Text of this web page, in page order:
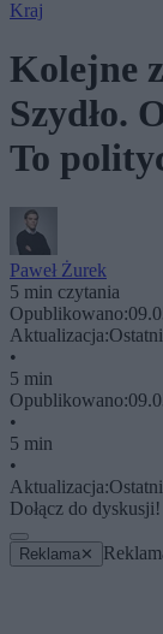
Kraj
Kolejne
Szydło.
To
Paweł Żurek
5 min czytania
Opublikowano:
Aktualizacja:
•
5 min
Opublikowano:
•
5 min
•
Aktualizacja:
Dołącz do dyskusji!
Reklama ✕